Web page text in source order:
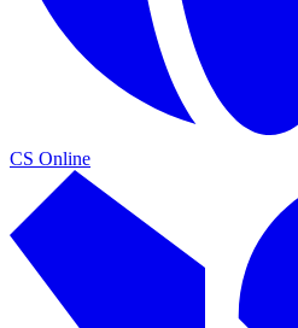
CS Online